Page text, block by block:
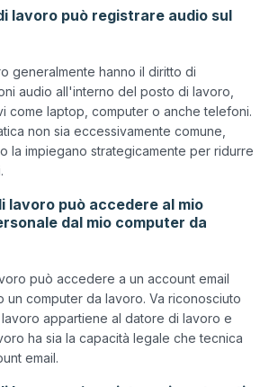
lavoro può registrare audio sul
generalmente hanno il diritto di
audio all'interno del posto di lavoro,
come laptop, computer o anche telefoni.
non sia eccessivamente comune,
la impiegano strategicamente per ridurre
lavoro può accedere al mio
dal mio computer da
può accedere a un account email
un computer da lavoro. Va riconosciuto
appartiene al datore di lavoro e
ha sia la capacità legale che tecnica